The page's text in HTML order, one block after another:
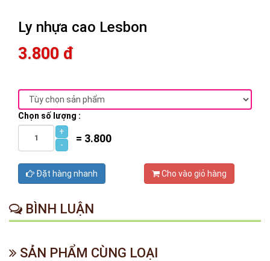
Ly nhựa cao Lesbon
3.800 đ
Chọn số lượng :
+
-
= 3.800
Đặt hàng nhanh Cho vào giỏ hàng
BÌNH LUẬN
SẢN PHẨM CÙNG LOẠI